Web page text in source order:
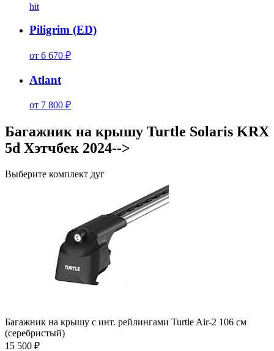
hit
Piligrim (ED)
от 6 670 ₽
Atlant
от 7 800 ₽
Багажник на крышу Turtle Solaris KRX
5d Хэтчбек 2024-->
Выберите комплект дуг
Багажник на крышу с инт. рейлингами Turtle Air-2 106 см
(серебристый)
15 500 ₽